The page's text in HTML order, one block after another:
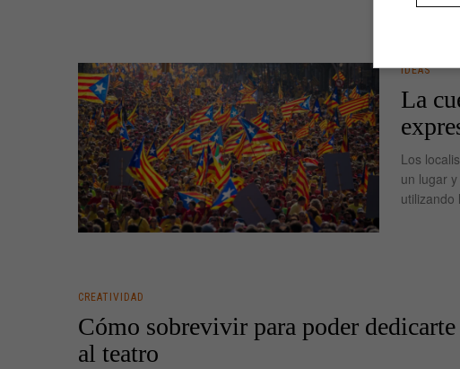
IDEAS
La
Los
un lugar
utilizando
CREATIVIDAD
Cómo sobrevivir para poder dedicarte
al teatro